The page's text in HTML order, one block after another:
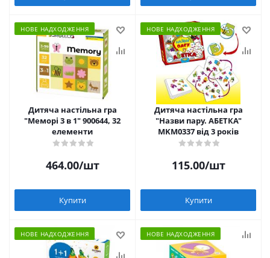
НОВЕ НАДХОДЖЕННЯ
Дитяча настільна гра
"Меморі 3 в 1" 900644, 32
елементи
464.00/шт
Купити
НОВЕ НАДХОДЖЕННЯ
Дитяча настільна гра
"Назви пару. АБЕТКА"
MKM0337 від 3 років
115.00/шт
Купити
НОВЕ НАДХОДЖЕННЯ НОВЕ НАДХОДЖЕННЯ